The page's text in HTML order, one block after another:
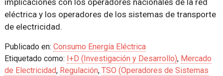
implicaciones con los operadores nacionales de la red
eléctrica y los operadores de los sistemas de transporte
de electricidad.
Publicado en: Consumo Energía Eléctrica
Etiquetado como: I+D (Investigación y Desarrollo), Mercado
de Electricidad, Regulación, TSO (Operadores de Sistemas